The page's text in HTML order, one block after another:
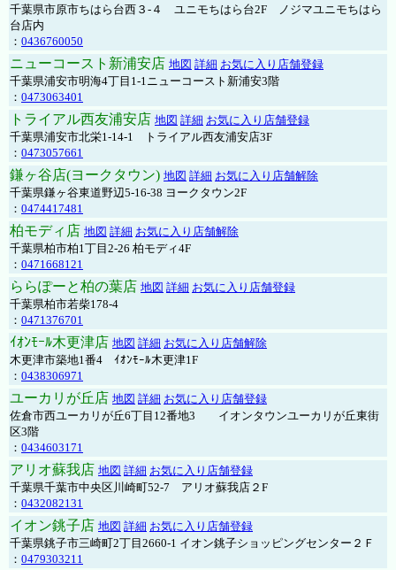
千葉県市原市ちはら台西３-４ ユニモちはら台2F ノジマユニモちはら
台店内
： 0436760050
ニューコースト新浦安店 地図 詳細 お気に入り店舗登録
千葉県浦安市明海4丁目1-1ニューコースト新浦安3階
： 0473063401
トライアル西友浦安店 地図 詳細 お気に入り店舗登録
千葉県浦安市北栄1-14-1 トライアル西友浦安店3F
： 0473057661
鎌ヶ谷店(ヨークタウン) 地図 詳細 お気に入り店舗解除
千葉県鎌ヶ谷東道野辺5-16-38 ヨークタウン2F
： 0474417481
柏モディ店 地図 詳細 お気に入り店舗解除
千葉県柏市柏1丁目2-26 柏モディ4F
： 0471668121
ららぽーと柏の葉店 地図 詳細 お気に入り店舗登録
千葉県柏市若柴178-4
： 0471376701
ｲｵﾝﾓｰﾙ木更津店 地図 詳細 お気に入り店舗解除
木更津市築地1番4 ｲｵﾝﾓｰﾙ木更津1F
： 0438306971
ユーカリが丘店 地図 詳細 お気に入り店舗登録
佐倉市西ユーカリが丘6丁目12番地3 イオンタウンユーカリが丘東街
区3階
： 0434603171
アリオ蘇我店 地図 詳細 お気に入り店舗登録
千葉県千葉市中央区川崎町52-7 アリオ蘇我店２F
： 0432082131
イオン銚子店 地図 詳細 お気に入り店舗登録
千葉県銚子市三崎町2丁目2660-1 イオン銚子ショッピングセンター２Ｆ
： 0479303211